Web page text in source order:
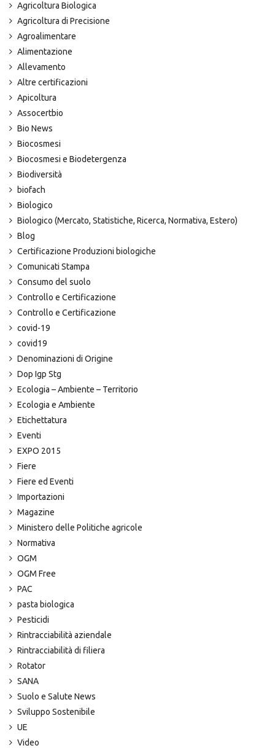
Agricoltura Biologica
Agricoltura di Precisione
Agroalimentare
Alimentazione
Allevamento
Altre certificazioni
Apicoltura
Assocertbio
Bio News
Biocosmesi
Biocosmesi e Biodetergenza
Biodiversità
biofach
Biologico
Biologico (Mercato, Statistiche, Ricerca, Normativa, Estero)
Blog
Certificazione Produzioni biologiche
Comunicati Stampa
Consumo del suolo
Controllo e Certificazione
Controllo e Certificazione
covid-19
covid19
Denominazioni di Origine
Dop Igp Stg
Ecologia – Ambiente – Territorio
Ecologia e Ambiente
Etichettatura
Eventi
EXPO 2015
Fiere
Fiere ed Eventi
Importazioni
Magazine
Ministero delle Politiche agricole
Normativa
OGM
OGM Free
PAC
pasta biologica
Pesticidi
Rintracciabilità aziendale
Rintracciabilità di filiera
Rotator
SANA
Suolo e Salute News
Sviluppo Sostenibile
UE
Video